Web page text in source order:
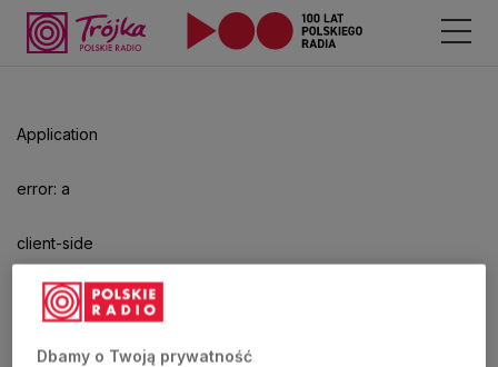
Application
error: a
client-side
exception
hasDbamy o Twoją prywatność